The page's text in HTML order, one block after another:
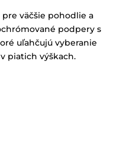
pre väčšie pohodlie a
podpery s
uľahčujú vyberanie
piatich výškach.